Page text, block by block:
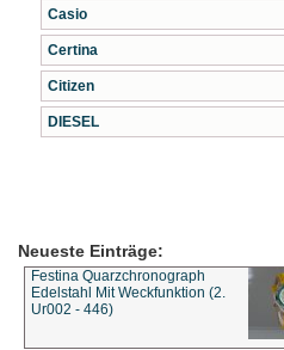
Casio
Certina
Citizen
DIESEL
Neueste Einträge:
Festina Quarzchronograph
Edelstahl Mit Weckfunktion (2.
Ur002 - 446)